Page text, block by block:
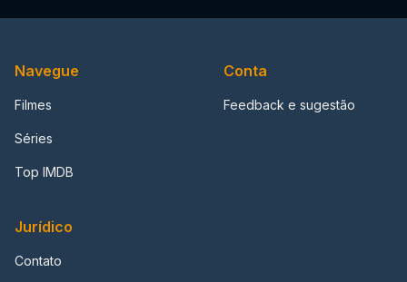
Navegue
Filmes
Séries
Top IMDB
Conta
Feedback e sugestão
Jurídico
Contato